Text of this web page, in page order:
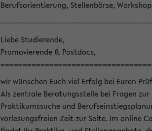
Berufsorientierung, Stellenbörse,
Liebe Studierende,
Promovierende & Postdocs,
wir wünschen Euch viel Erfolg bei Euren
Als zentrale Beratungsstelle bei Fragen
Praktikumssuche und
vorlesungsfreien Zeit zur Seite. Im online